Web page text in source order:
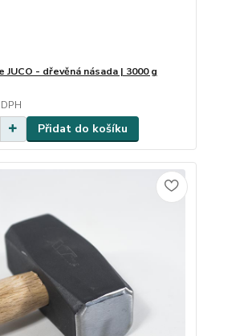
JUCO - dřevěná násada | 3000 g
Přidat do košíku